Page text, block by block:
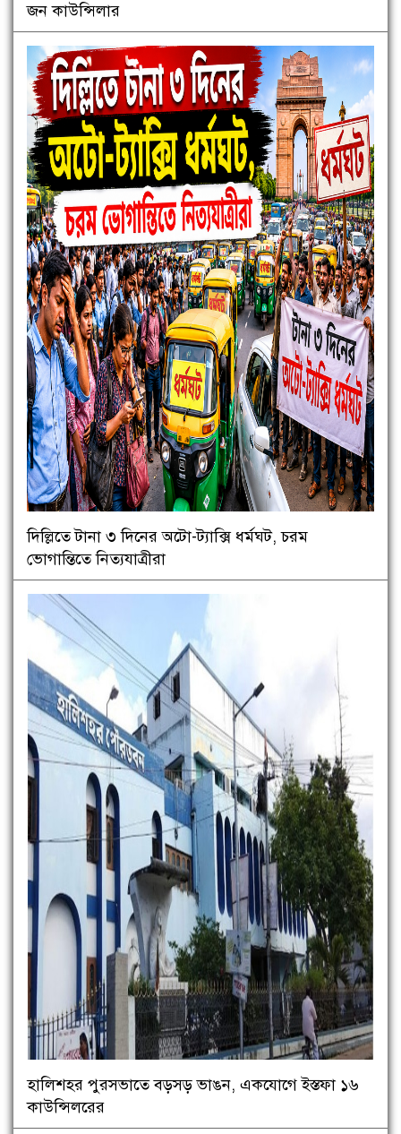
জন কাউন্সিলার
দিল্লিতে টানা ৩ দিনের অটো-ট্যাক্সি ধর্মঘট, চরম
ভোগান্তিতে নিত্যযাত্রীরা
হালিশহর পুরসভাতে বড়সড় ভাঙন, একযোগে ইস্তফা ১৬
কাউন্সিলরের